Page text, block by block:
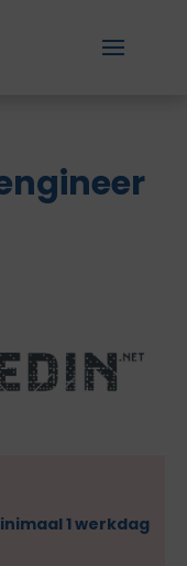
1 werkdag